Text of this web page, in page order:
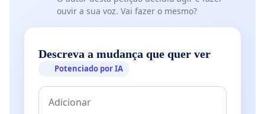
ouvir a sua voz. Vai fazer o mesmo?
Descreva a mudança que quer ver
Potenciado por IA